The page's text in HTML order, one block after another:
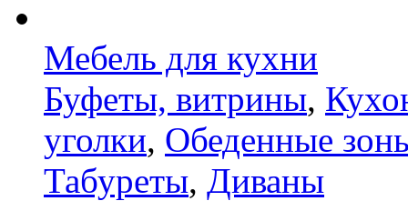
Мебель для кухни
Буфеты, витрины,
уголки, Обеденные
Табуреты, Диваны